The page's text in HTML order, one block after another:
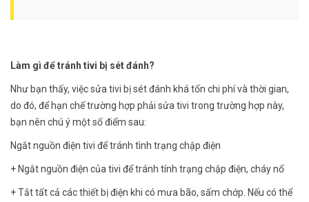
Làm gì để tránh tivi bị sét đánh?
Như bạn thấy, việc sửa tivi bị sét đánh khá tốn chi phí và thời gian,
do đó, để hạn chế trường hợp phải sửa tivi trong trường hợp này,
bạn nên chú ý một số điểm sau:
Ngắt nguồn điện tivi để tránh tình trạng chập điện
+ Ngắt nguồn điện của tivi để tránh tính trạng chập điện, cháy nổ
+ Tắt tất cả các thiết bị điện khi có mưa bão, sấm chớp. Nếu có thể